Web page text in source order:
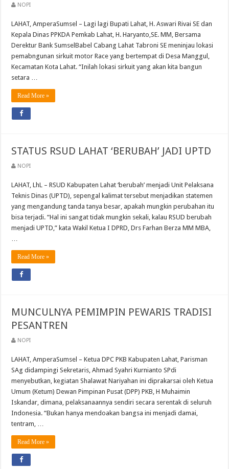
NOPI
LAHAT, AmperaSumsel – Lagi lagi Bupati Lahat, H. Aswari Rivai SE dan
Kepala Dinas PPKDA Pemkab Lahat, H. Haryanto,SE. MM, Bersama
Derektur Bank SumselBabel Cabang Lahat Tabroni SE meninjau lokasi
pemabngunan sirkuit motor Race yang bertempat di Desa Manggul,
Kecamatan Kota Lahat. “Inilah lokasi sirkuit yang akan kita bangun
setara …
Read More »
STATUS RSUD LAHAT ‘BERUBAH’ JADI UPTD
NOPI
LAHAT, LhL – RSUD Kabupaten Lahat ‘berubah’ menjadi Unit Pelaksana
Teknis Dinas (UPTD), sepengal kalimat tersebut menjadikan statemen
yang mengandung tanda tanya besar, apakah mungkin perubahan itu
bisa terjadi. “Hal ini sangat tidak mungkin sekali, kalau RSUD berubah
menjadi UPTD,” kata Wakil Ketua I DPRD, Drs Farhan Berza MM MBA,
…
Read More »
MUNCULNYA PEMIMPIN PEWARIS TRADISI
PESANTREN
NOPI
LAHAT, AmperaSumsel – Ketua DPC PKB Kabupaten Lahat, Parisman
SAg didampingi Sekretaris, Ahmad Syahri Kurnianto SPdi
menyebutkan, kegiatan Shalawat Nariyahan ini diprakarsai oleh Ketua
Umum (Ketum) Dewan Pimpinan Pusat (DPP) PKB, H Muhaimin
Iskandar, dimana, pelaksanaannya sendiri secara serentak di seluruh
Indonesia. “Bukan hanya mendoakan bangsa ini menjadi damai,
tentram, …
Read More »